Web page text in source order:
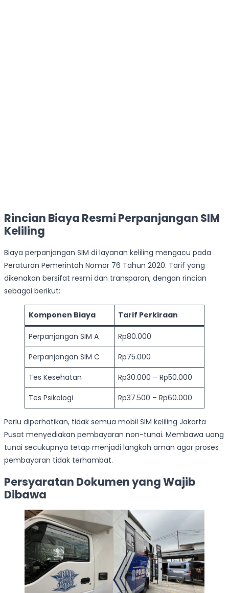
Rincian Biaya Resmi Perpanjangan SIM
Keliling
Biaya perpanjangan SIM di layanan keliling mengacu pada
Peraturan Pemerintah Nomor 76 Tahun 2020. Tarif yang
dikenakan bersifat resmi dan transparan, dengan rincian
sebagai berikut:
Komponen Biaya Tarif Perkiraan
Perpanjangan SIM A
Rp80.000
Perpanjangan SIM C
Rp75.000
Tes Kesehatan
Rp30.000 – Rp50.000
Tes Psikologi
Rp37.500 – Rp60.000
Perlu diperhatikan, tidak semua mobil SIM keliling Jakarta
Pusat menyediakan pembayaran non-tunai. Membawa uang
tunai secukupnya tetap menjadi langkah aman agar proses
pembayaran tidak terhambat.
Persyaratan Dokumen yang Wajib
Dibawa